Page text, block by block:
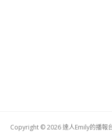
Copyright © 2026 達人Emily的播報